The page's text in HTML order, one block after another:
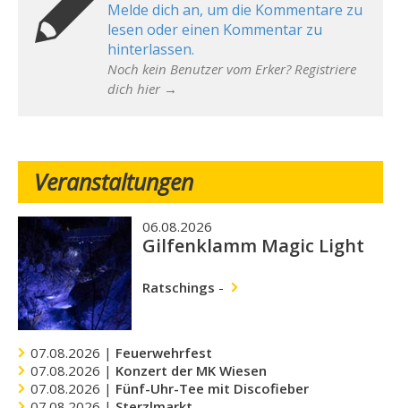
Melde dich an, um die Kommentare zu
lesen oder einen Kommentar zu
hinterlassen.
Noch kein Benutzer vom Erker? Registriere
dich hier →
Veranstaltungen
06.08.2026
Gilfenklamm Magic Light
Ratschings -
07.08.2026 | Feuerwehrfest
07.08.2026 | Konzert der MK Wiesen
07.08.2026 | Fünf-Uhr-Tee mit Discofieber